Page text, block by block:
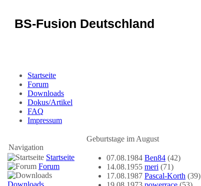
BS-Fusion Deutschland
Startseite
Forum
Downloads
Dokus/Artikel
FAQ
Impressum
Navigation
Startseite
Forum
Downloads
Geburtstage im August
07.08.1984 Ben84 (42)
14.08.1955 meri (71)
17.08.1987 Pascal-Korth (39)